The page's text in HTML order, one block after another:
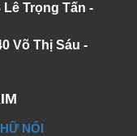
Lê Trọng Tấn -
Võ Thị Sáu -
NỔI